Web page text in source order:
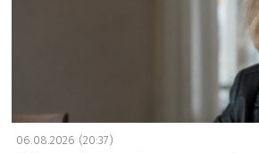
06.08.2026 (20:37)